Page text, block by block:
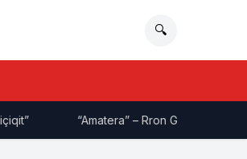
🔍
“Amatera” – Rron Gjinovci